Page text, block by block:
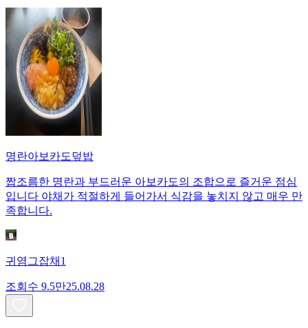
명란아보카도덮밥
짭조름한 명란과 부드러운 아보카도의 조합으로 즐거운 점심
입니다 야채가 적절하게 들어가서 식감을 놓치지 않고 매우 만
족합니다.
귀염그잡채1
조회수 9.5만25.08.28